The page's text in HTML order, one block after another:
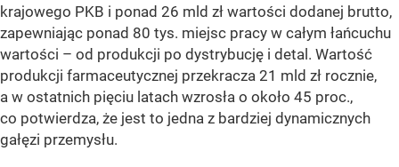
krajowego PKB i ponad 26 mld zł wartości dodanej brutto,
zapewniając ponad 80 tys. miejsc pracy w całym łańcuchu
wartości – od produkcji po dystrybucję i detal. Wartość
produkcji farmaceutycznej przekracza 21 mld zł rocznie,
a w ostatnich pięciu latach wzrosła o około 45 proc.,
co potwierdza, że jest to jedna z bardziej dynamicznych
gałęzi przemysłu.